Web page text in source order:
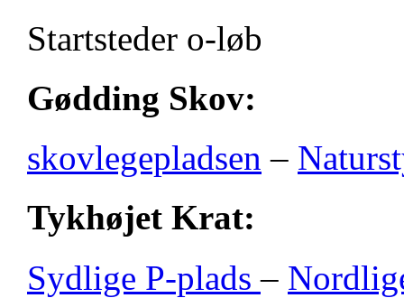
Startsteder o-løb
Gødding Skov:
skovlegepladsen –
Tykhøjet Krat:
Sydlige P-plads–